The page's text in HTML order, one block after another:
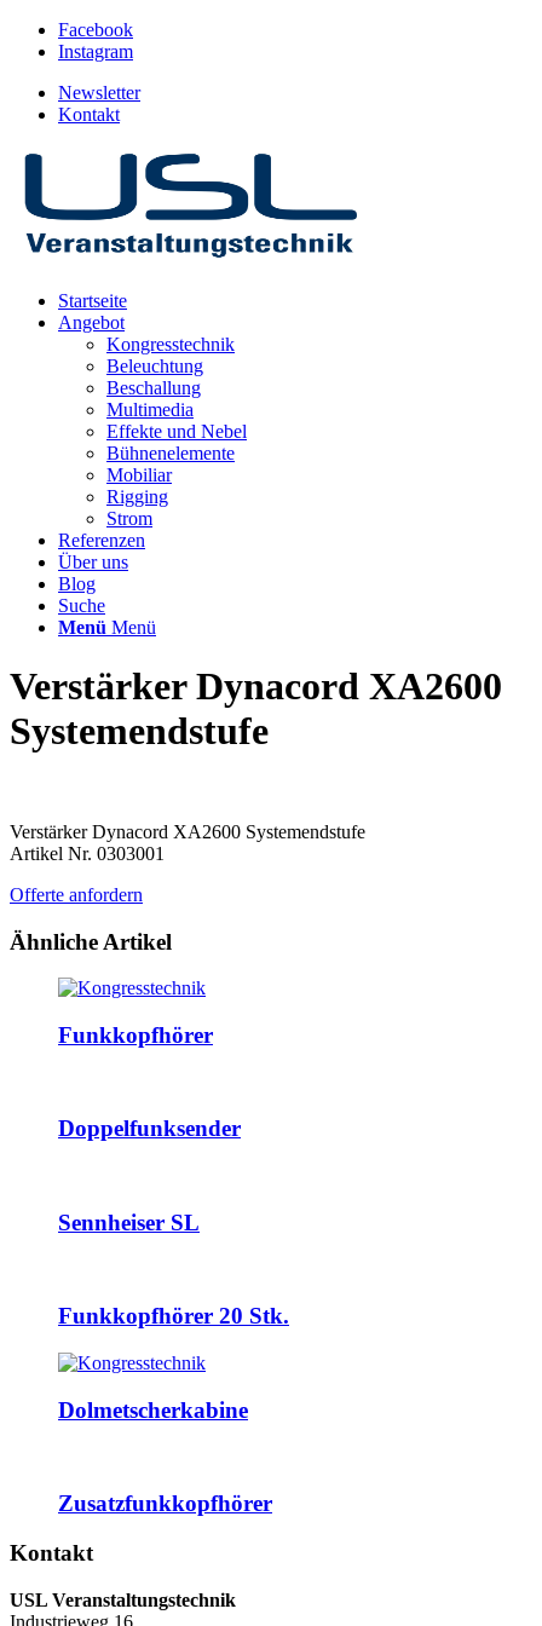
Facebook
Instagram
Newsletter
Kontakt
Startseite
Angebot
Kongresstechnik
Beleuchtung
Beschallung
Multimedia
Effekte und Nebel
Bühnenelemente
Mobiliar
Rigging
Strom
Referenzen
Über uns
Blog
Suche
Menü Menü
Verstärker Dynacord XA2600
Systemendstufe
Verstärker Dynacord XA2600 Systemendstufe
Artikel Nr. 0303001
Offerte anfordern
Ähnliche Artikel
Funkkopfhörer
Doppelfunksender
Sennheiser SL
Funkkopfhörer 20 Stk.
Dolmetscherkabine
Zusatzfunkkopfhörer
Kontakt
USL Veranstaltungstechnik
Industrieweg 16